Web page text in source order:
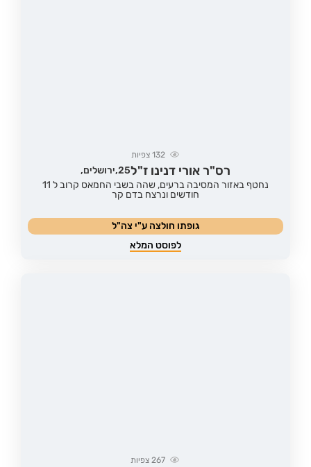
132 צפיות
רס"ר אורי דנינו ז"ל25, ירושלים,
נחטף באזור המסיבה ברעים, שהה בשבי החמאס קרוב ל 11
חודשים ונרצח בדם קר
גופתו חולצה ע"י צה"ל
לפוסט המלא
267 צפיות